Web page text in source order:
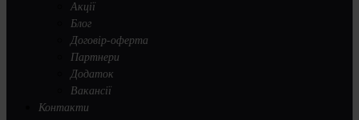
Акції
Блог
Договір-оферта
Партнери
Додаток
Вакансії
Контакти